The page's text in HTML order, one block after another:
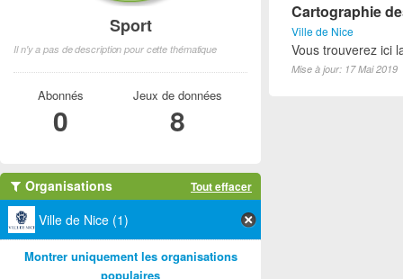
Cartographie
Ville de Nice
Vous trouverez ici
Mise à jour: 17 Mai 2019
Sport
Il n'y a pas de description pour cette thématique
Abonnés
0
Jeux de données
8
Organisations Tout effacer
Ville de Nice (1)
Montrer uniquement les organisations
populaires